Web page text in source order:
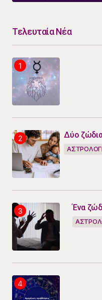
Τελευταία Νέα
Δύο
Ένα